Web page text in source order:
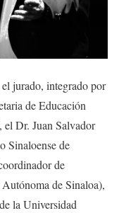
jurado, integrado por
de Educación
Dr. Juan Salvador
Sinaloense de
de
de Sinaloa),
la Universidad